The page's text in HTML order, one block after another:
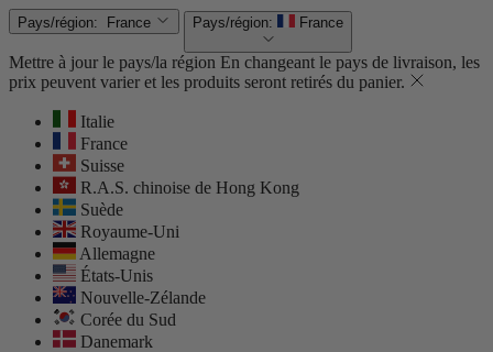
Pays/région: France Pays/région: France
Mettre à jour le pays/la région En changeant le pays de livraison, les
prix peuvent varier et les produits seront retirés du panier.
Italie
France
Suisse
R.A.S. chinoise de Hong Kong
Suède
Royaume-Uni
Allemagne
États-Unis
Nouvelle-Zélande
Corée du Sud
Danemark